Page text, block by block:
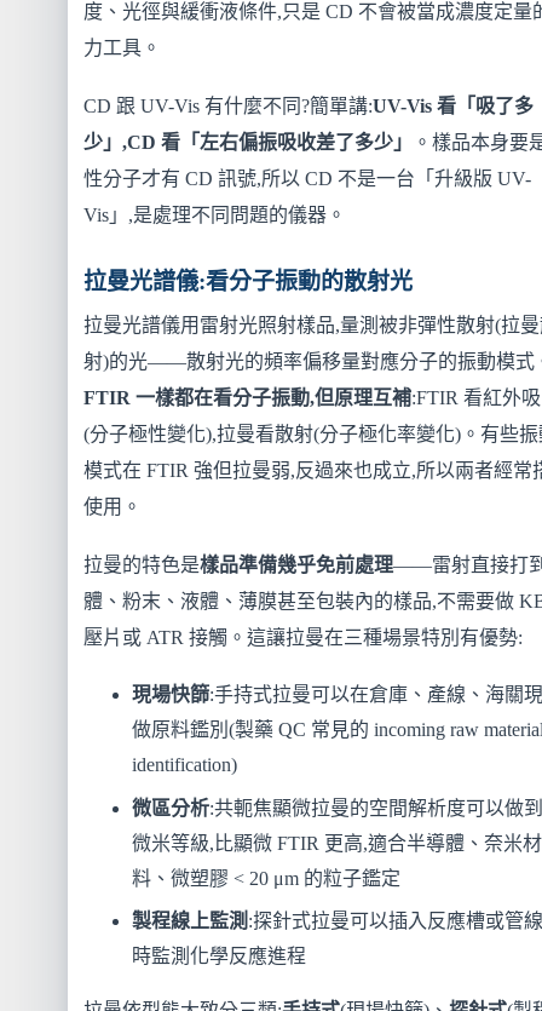
度、光徑與緩衝液條件,只是 CD 不會被當成濃度定量
力工具。
CD 跟 UV-Vis 有什麼不同?簡單講:UV-Vis 看「吸了多
少」,CD 看「左右偏振吸收差了多少」
。樣品本身要
性分子才有 CD 訊號,所以 CD 不是一台「升級版 UV-
Vis」,是處理不同問題的儀器。
拉曼光譜儀:看分子振動的散射光
拉曼光譜儀用雷射光照射樣品,量測被非彈性散射(拉
射)的光——散射光的頻率偏移量對應分子的振動模式
FTIR 一樣都在看分子振動,但原理互補:FTIR 看紅外
(分子極性變化),拉曼看散射(分子極化率變化)。有些振
模式在 FTIR 強但拉曼弱,反過來也成立,所以兩者經常
使用。
拉曼的特色是樣品準備幾乎免前處理——雷射直接打
體、粉末、液體、薄膜甚至包裝內的樣品,不需要做
壓片或 ATR 接觸。這讓拉曼在三種場景特別有優勢:
現場快篩:手持式拉曼可以在倉庫、產線、海關
做原料鑑別(製藥 QC 常見的 incoming raw
identification)
微區分析:共軛焦顯微拉曼的空間解析度可以做
微米等級,比顯微 FTIR 更高,適合半導體、奈米材
料、微塑膠 < 20 μm 的粒子鑑定
製程線上監測 :探針式拉曼可以插入反應槽或管
時監測化學反應進程